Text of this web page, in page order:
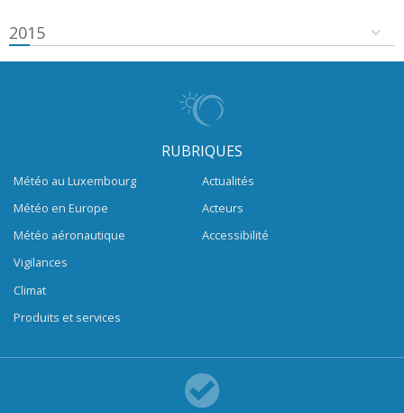
2015
RUBRIQUES
Météo au Luxembourg
Météo en Europe
Météo aéronautique
Vigilances
Climat
Produits et services
Actualités
Acteurs
Accessibilité